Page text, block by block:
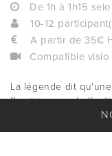
De 1h à 1h15
10-12
A partir de 35€
Compatible visio
La légende dit
fleuriste quand elle
réalité ? Lors de cet
dans la composition